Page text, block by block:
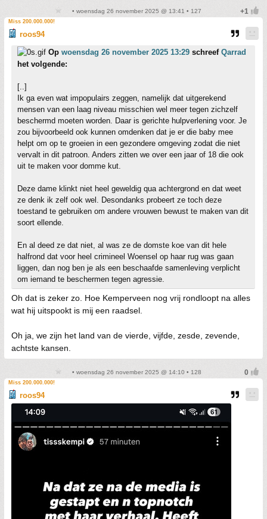
• woensdag 26 november 2025 @ 13:41 • 127
Miss 200.000.000!
roos94
Op woensdag 26 november 2025 13:29 schreef Qarrad
het volgende:
[..]
Ik ga even wat impopulairs zeggen, namelijk dat uitgerekend
mensen van een laag niveau misschien wel meer tegen zichzelf
beschermd moeten worden. Daar is gerichte hulpverlening voor. Je
zou bijvoorbeeld ook kunnen omdenken dat je er die baby mee
helpt om op te groeien in een gezondere omgeving zodat die niet
vervalt in dit patroon. Anders zitten we over een jaar of 18 die ook
uit te maken voor domme kut.
Deze dame klinkt niet heel geweldig qua achtergrond en dat weet
ze denk ik zelf ook wel. Desondanks probeert ze toch deze
toestand te gebruiken om andere vrouwen bewust te maken van dit
soort ellende.
En al deed ze dat niet, al was ze de domste koe van dit hele
halfrond dat voor heel crimineel Woensel op haar rug was gaan
liggen, dan nog ben je als een beschaafde samenleving verplicht
om iemand te beschermen tegen agressie.
Oh dat is zeker zo. Hoe Kemperveen nog vrij rondloopt na alles
wat hij uitspookt is mij een raadsel.
Oh ja, we zijn het land van de vierde, vijfde, zesde, zevende,
achtste kansen.
• woensdag 26 november 2025 @ 14:10 • 128
Miss 200.000.000!
roos94